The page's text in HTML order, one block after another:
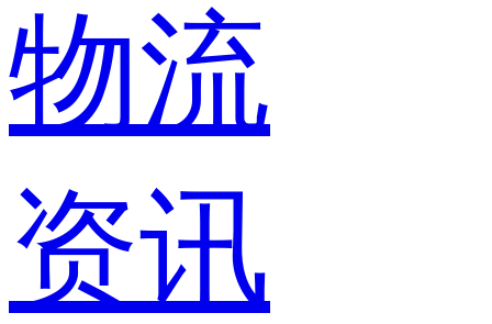
物流
资讯